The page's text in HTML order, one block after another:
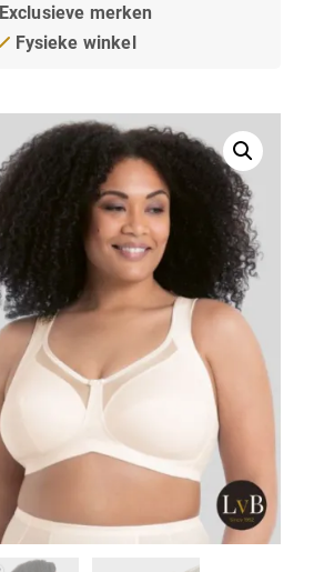
Exclusieve merken
Fysieke winkel